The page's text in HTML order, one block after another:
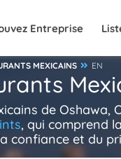
Entreprise
MEXICAINS EN
de
, qui comprend
confiance et du